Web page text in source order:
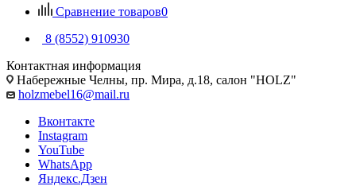
Сравнение товаров0
8 (8552) 910930
Контактная информация
Набережные Челны, пр. Мира, д.18, салон "HOLZ"
holzmebel16@mail.ru
Вконтакте
Instagram
YouTube
WhatsApp
Яндекс.Дзен